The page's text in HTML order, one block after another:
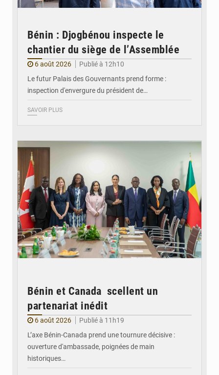
Bénin : Djogbénou inspecte le
chantier du siège de l’Assemblée
6 août 2026
Publié à 12h10
Le futur Palais des Gouvernants prend forme :
inspection d'envergure du président de…
SAVOIR PLUS
Bénin et Canada scellent un
partenariat inédit
6 août 2026
Publié à 11h19
L’axe Bénin-Canada prend une tournure décisive :
ouverture d'ambassade, poignées de main
historiques…